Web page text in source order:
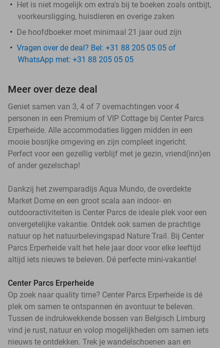
Het is niet mogelijk om extra's bij te boeken zoals ontbijt,
voorkeursligging, huisdieren en overige zaken
De hoofdboeker moet minimaal 21 jaar oud zijn
Vragen over de deal? Bel: +31 88 205 05 05 of
WhatsApp met: +31 88 205 05 05
Meer over deze deal
Geniet samen van 3, 4 of 7 overnachtingen voor 4
personen in een Premium of VIP Cottage bij Center Parcs
Erperheide. Alle accommodaties liggen midden in een
mooie bosrijke omgeving en zijn compleet ingericht.
Perfect voor een gezellig verblijf met je gezin, vriend(inn)en
of ander gezelschap!
Dankzij het zwemparadijs Aqua Mundo, de overdekte
Market Dome en een groot scala aan indoor- en
outdooractiviteiten is Center Parcs de ideale plek voor een
onvergetelijke vakantie. Ontdek ook samen de prachtige
natuur op het natuurbelevingspad Nature Trail. Bij Center
Parcs Erperheide valt het hele jaar door voor elke leeftijd
altijd iets nieuws te beleven. Dé perfecte mini-vakantie!
Center Parcs Erperheide
Op zoek naar quality time? Center Parcs Erperheide is dé
plek om samen te ontspannen én avontuur te beleven.
Tussen de indrukwekkende bossen van Belgisch Limburg
vind je rust, natuur en volop mogelijkheden om samen iets
nieuws te ontdekken. Trek je wandelschoenen aan en